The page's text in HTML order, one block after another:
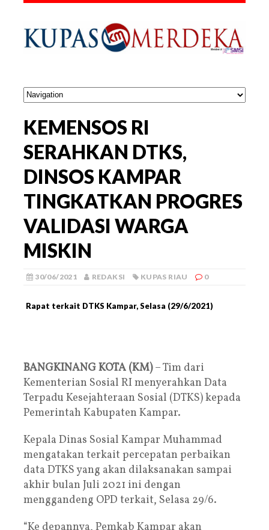
KEMENSOS RI
SERAHKAN DTKS,
DINSOS KAMPAR
TINGKATKAN PROGRES
VALIDASI WARGA
MISKIN
30/06/2021 REDAKSI KUPAS RIAU 0
Rapat terkait DTKS Kampar, Selasa (29/6/2021)
BANGKINANG KOTA (KM)– Tim dari
Kementerian Sosial RI menyerahkan Data
Terpadu Kesejahteraan Sosial (DTKS) kepada
Pemerintah Kabupaten Kampar.
Kepala Dinas Sosial Kampar Muhammad
mengatakan terkait percepatan perbaikan
data DTKS yang akan dilaksanakan sampai
akhir bulan Juli 2021 ini dengan
menggandeng OPD terkait, Selasa 29/6.